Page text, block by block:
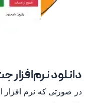
دانلود
در صورتی که نرم افزار